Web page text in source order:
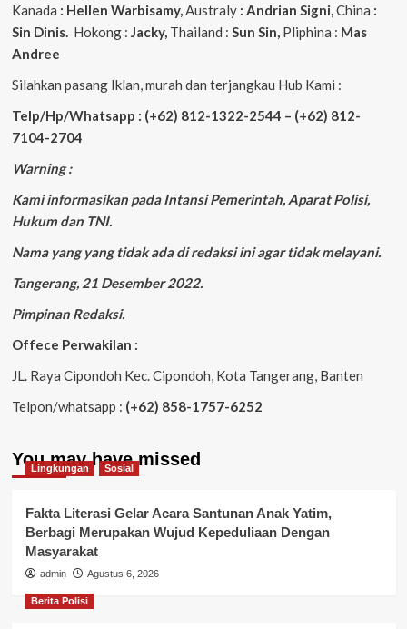
Kanada : Hellen Warbisamy,Australy : Andrian Signi,China :
Sin Dinis. Hokong : Jacky, Thailand : Sun Sin, Pliphina : Mas
Andree
Silahkan pasang Iklan, murah dan terjangkau Hub Kami :
Telp/Hp/Whatsapp : (+62) 812-1322-2544 – (+62) 812-
7104-2704
Warning :
Kami informasikan pada Intansi Pemerintah, Aparat Polisi,
Hukum dan TNI.
Nama yang yang tidak ada di redaksi ini agar tidak melayani.
Tangerang, 21 Desember 2022.
Pimpinan Redaksi.
Offece Perwakilan :
JL. Raya Cipondoh Kec. Cipondoh, Kota Tangerang, Banten
Telpon/whatsapp : (+62) 858-1757-6252
You may have missed
Lingkungan Sosial
Fakta Literasi Gelar Acara Santunan Anak Yatim,
Berbagi Merupakan Wujud Kepeduliaan Dengan
Masyarakat
admin Agustus 6, 2026
Berita Polisi